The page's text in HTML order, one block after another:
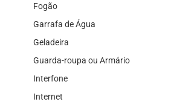
Fogão
Garrafa de Água
Geladeira
Guarda-roupa ou Armário
Interfone
Internet